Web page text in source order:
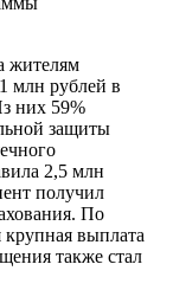
жителям
млн рублей в
них 59%
защиты
2,5 млн
получил
По
крупная выплата
также стал